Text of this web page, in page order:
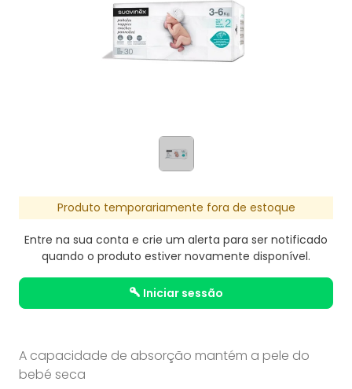
Produto temporariamente fora de estoque
Entre na sua conta e crie um alerta para ser notificado
quando o produto estiver novamente disponível.
iniciar sessão
A capacidade de absorção mantém a pele do
bebé seca